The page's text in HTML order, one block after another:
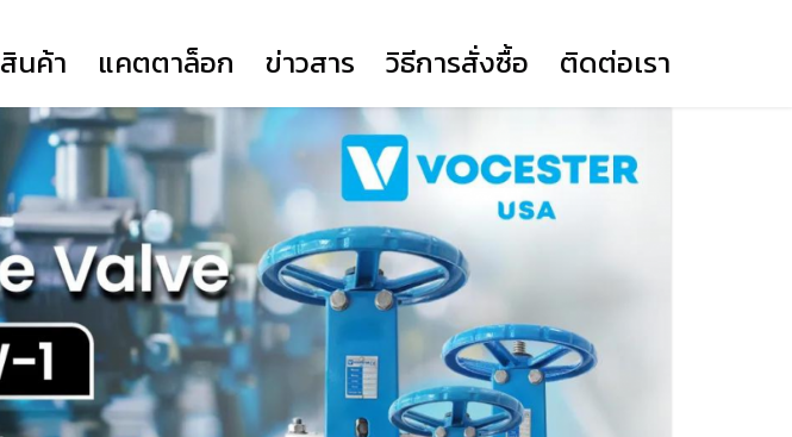
สินค้า
317
YORK
BUTTERFLY VALVE LEVER
BUTTERFLY VALVE GEAR
(YORK)
DUAL PLATE WAFER CHECK
VALVE (YORK)
FLANGE (TSK)
VOCESTER KNIFE GATE VALVE
BALL VALVE
PRIME ACTUATOR PRIME ACTUATOR DA
PRIME ACTUATOR SR12
NEWAY
แคตตาล็อก
COMPANY PROFILE
YORK SERIES HD
YORK SERIES EH
ข่าวสาร วิธีการสั่งซื้อ ติดต่อเรา